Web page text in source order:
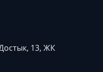
13, ЖК